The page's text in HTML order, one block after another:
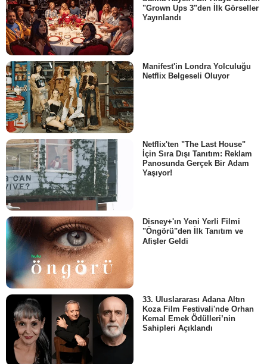
"Grown Ups 3"den İlk Görseller
Yayınlandı
Manifest'in Londra Yolculuğu
Netflix Belgeseli Oluyor
Netflix'ten "The Last House"
İçin Sıra Dışı Tanıtım: Reklam
Panosunda Gerçek Bir Adam
Yaşıyor!
Disney+'ın Yeni Yerli Filmi
"Öngörü"den İlk Tanıtım ve
Afişler Geldi
33. Uluslararası Adana Altın
Koza Film Festivali'nde Orhan
Kemal Emek Ödülleri’nin
Sahipleri Açıklandı